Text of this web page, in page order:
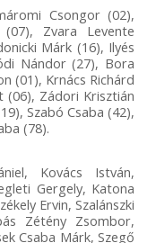
Csongor (02),
Zvara Levente
Márk (16), Ilyés
Nándor (27), Bora
(01), Krnács Richárd
(06), Zádori Krisztián
Szabó Csaba (42),
(78).
Kovács István,
Gergely, Katona
Ervin, Szalánszki
Zétény Zsombor,
Csaba Márk, Szegő